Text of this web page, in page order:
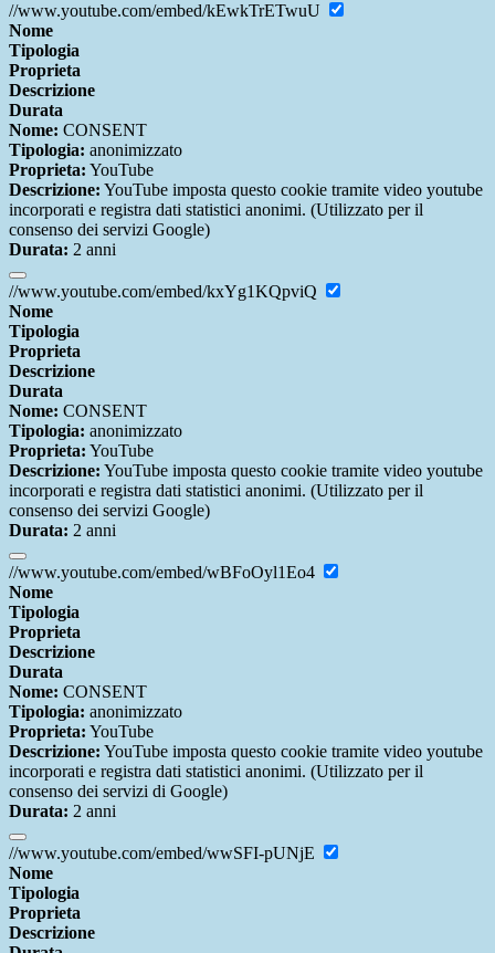
//www.youtube.com/embed/kEwkTrETwuU
Nome
Tipologia
Proprieta
Descrizione
Durata
Nome: CONSENT
Tipologia: anonimizzato
Proprieta: YouTube
Descrizione: YouTube imposta questo cookie tramite video youtube
incorporati e registra dati statistici anonimi. (Utilizzato per il
consenso dei servizi Google)
Durata: 2 anni
//www.youtube.com/embed/kxYg1KQpviQ
Nome
Tipologia
Proprieta
Descrizione
Durata
Nome: CONSENT
Tipologia: anonimizzato
Proprieta: YouTube
Descrizione: YouTube imposta questo cookie tramite video youtube
incorporati e registra dati statistici anonimi. (Utilizzato per il
consenso dei servizi Google)
Durata: 2 anni
//www.youtube.com/embed/wBFoOyl1Eo4
Nome
Tipologia
Proprieta
Descrizione
Durata
Nome: CONSENT
Tipologia: anonimizzato
Proprieta: YouTube
Descrizione: YouTube imposta questo cookie tramite video youtube
incorporati e registra dati statistici anonimi. (Utilizzato per il
consenso dei servizi di Google)
Durata: 2 anni
//www.youtube.com/embed/wwSFI-pUNjE
Nome
Tipologia
Proprieta
Descrizione